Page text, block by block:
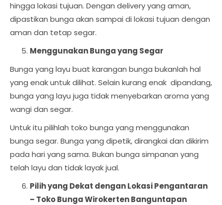
hingga lokasi tujuan. Dengan delivery yang aman,
dipastikan bunga akan sampai di lokasi tujuan dengan
aman dan tetap segar.
Menggunakan Bunga yang Segar
Bunga yang layu buat karangan bunga bukanlah hal
yang enak untuk dilihat. Selain kurang enak dipandang,
bunga yang layu juga tidak menyebarkan aroma yang
wangi dan segar.
Untuk itu pilihlah toko bunga yang menggunakan
bunga segar. Bunga yang dipetik, dirangkai dan dikirim
pada hari yang sama. Bukan bunga simpanan yang
telah layu dan tidak layak jual.
Pilih yang Dekat dengan Lokasi Pengantaran
– Toko Bunga Wirokerten Banguntapan